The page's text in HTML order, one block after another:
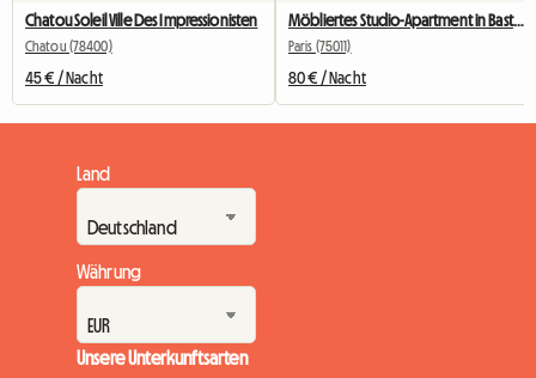
Chatou Soleil Ville Des Impressionisten
Chatou (78400)
45 € / Nacht
Möbliertes Studio-Apartment in Bastille für Studenten, Praktikanten oder Geschäftsreisende.
Paris (75011)
80 € / Nacht
Land
Währung
Unsere Unterkunftsarten